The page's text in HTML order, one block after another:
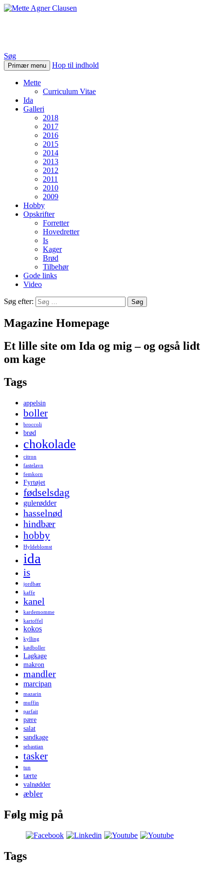
Søg
Primær menu Hop til indhold
Mette
Curriculum Vitae
Ida
Galleri
2018
2017
2016
2015
2014
2013
2012
2011
2010
2009
Hobby
Opskrifter
Forretter
Hovedretter
Is
Kager
Brød
Tilbehør
Gode links
Video
Søg efter:
Magazine Homepage
Et lille site om Ida og mig – og også lidt
om kage
Tags
appelsin
boller
broccoli
brød
chokolade
citron
fastelavn
femkorn
Fyrtøjet
fødselsdag
gulerødder
hasselnød
hindbær
hobby
Hyldeblomst
ida
is
jordbær
kaffe
kanel
kardemomme
kartoffel
kokos
kylling
kødboller
Lagkage
makron
mandler
marcipan
mazarin
muffin
parfait
pære
salat
sandkage
sebastian
tasker
tun
tærte
valnødder
æbler
Følg mig på
Tags